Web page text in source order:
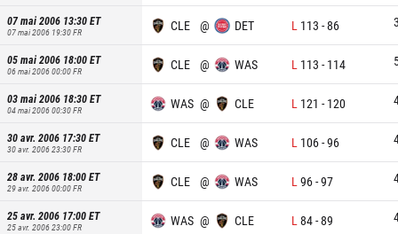
07 mai 2006 13:30ET
07 mai 2006 19:30FR CLE @ DET L 113 -86
05 mai 2006 18:00ET
06 mai 2006 00:00FR CLE @ WAS L 113 - 114
03 mai 2006 18:30ET
04 mai 2006 00:30FR WAS @ CLE L 121 - 120
30 avr. 2006 17:30ET
30 avr. 2006 23:30FR CLE @ WAS L 106-96
28 avr. 2006 18:00ET
29 avr. 2006 00:00FR CLE @ WAS L 96-97
25 avr. 2006 17:00ET
25 avr. 2006 23:00FR WAS @ CLE L 84-89